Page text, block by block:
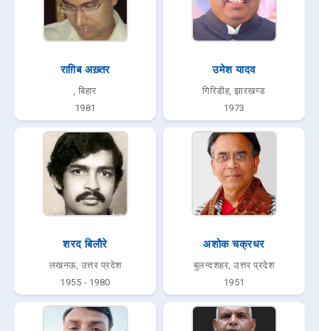
राग़िब अख़्तर
, बिहार
1981
उमेश यादव
गिरिडीह, झारखण्ड
1973
शरद बिलाैरे
लखनऊ, उत्तर प्रदेश
1955 - 1980
अशोक चक्रधर
बुलन्दशहर, उत्तर प्रदेश
1951